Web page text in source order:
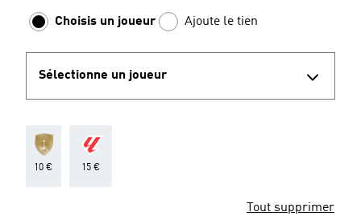
Choisis un joueur Ajoute le tien
Sélectionne un joueur
10 € 15 €
Tout supprimer